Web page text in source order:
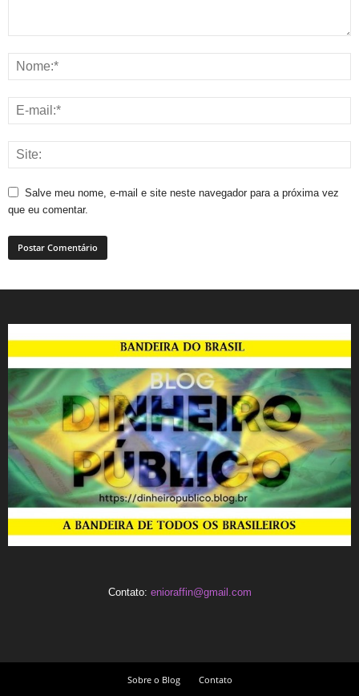
Salve meu nome, e-mail e site neste navegador para a próxima vez
que eu comentar.
Contato: enioraffin@gmail.com
Sobre o Blog Contato